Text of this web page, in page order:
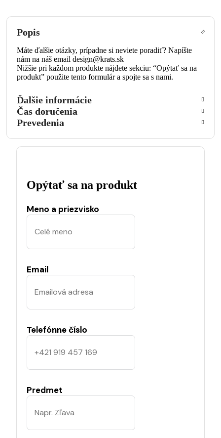
Popis
Máte ďalšie otázky, prípadne si neviete poradiť? Napíšte
nám na náš email design@krats.sk
Nižšie pri každom produkte nájdete sekciu: “Opýtať sa na
produkt” použite tento formulár a spojte sa s nami.
Ďalšie informácie
Čas doručenia
Prevedenia
Opýtať sa na produkt
Meno a priezvisko
Email
Telefónne číslo
Predmet